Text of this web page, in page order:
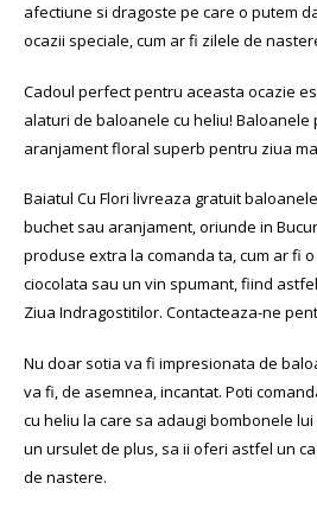
afectiune si dragoste pe care o putem
ocazii speciale, cum ar fi zilele de
Cadoul perfect pentru aceasta ocazie
alaturi de baloanele cu heliu! Baloanele
aranjament floral superb pentru ziua
Baiatul Cu Flori livreaza gratuit
buchet sau aranjament, oriunde in
produse extra la comanda ta, cum ar fi
ciocolata sau un vin spumant, fiind
Ziua Indragostitilor. Contacteaza-ne
Nu doar sotia va fi impresionata de
va fi, de asemnea, incantat. Poti
cu heliu la care sa adaugi bombonele
un ursulet de plus, sa ii oferi astfel un
de nastere.